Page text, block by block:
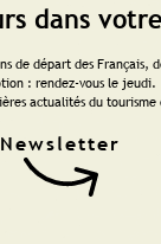
dans
de départ des Français,
: rendez-vous le jeudi.
actualités du tourisme